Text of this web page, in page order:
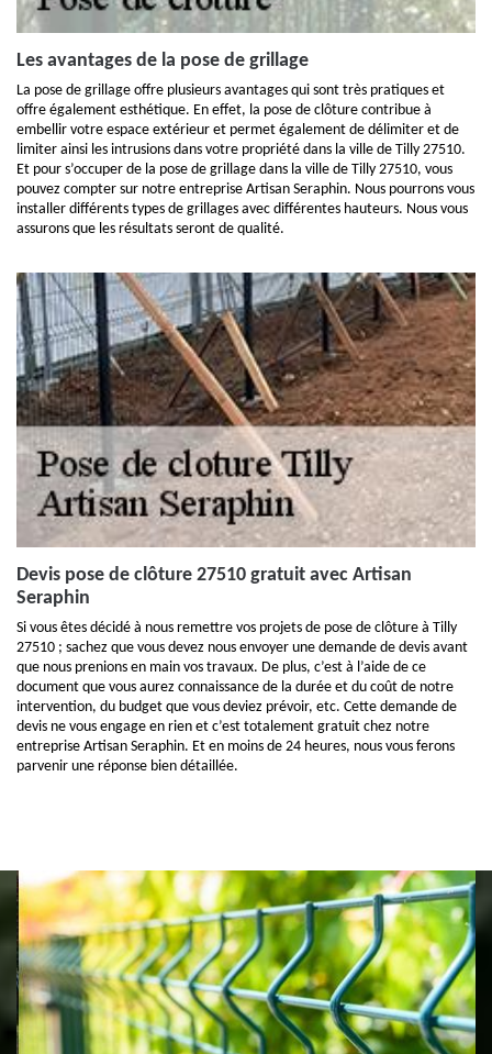
Les avantages de la pose de grillage
La pose de grillage offre plusieurs avantages qui sont très pratiques et
offre également esthétique. En effet, la pose de clôture contribue à
embellir votre espace extérieur et permet également de délimiter et de
limiter ainsi les intrusions dans votre propriété dans la ville de Tilly 27510.
Et pour s’occuper de la pose de grillage dans la ville de Tilly 27510, vous
pouvez compter sur notre entreprise Artisan Seraphin. Nous pourrons vous
installer différents types de grillages avec différentes hauteurs. Nous vous
assurons que les résultats seront de qualité.
Devis pose de clôture 27510 gratuit avec Artisan
Seraphin
Si vous êtes décidé à nous remettre vos projets de pose de clôture à Tilly
27510 ; sachez que vous devez nous envoyer une demande de devis avant
que nous prenions en main vos travaux. De plus, c’est à l’aide de ce
document que vous aurez connaissance de la durée et du coût de notre
intervention, du budget que vous deviez prévoir, etc. Cette demande de
devis ne vous engage en rien et c’est totalement gratuit chez notre
entreprise Artisan Seraphin. Et en moins de 24 heures, nous vous ferons
parvenir une réponse bien détaillée.